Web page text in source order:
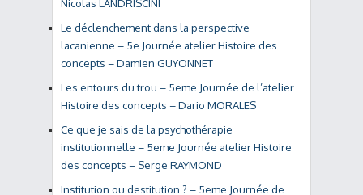
Nicolas LANDRISCINI
Le déclenchement dans la perspective
lacanienne – 5e Journée atelier Histoire des
concepts – Damien GUYONNET
Les entours du trou – 5eme Journée de l’atelier
Histoire des concepts – Dario MORALES
Ce que je sais de la psychothérapie
institutionnelle – 5eme Journée atelier Histoire
des concepts – Serge RAYMOND
Institution ou destitution ? – 5eme Journée de